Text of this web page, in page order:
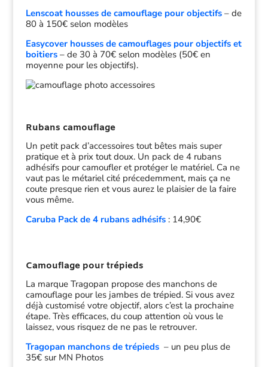
Lenscoat housses de camouflage pour objectifs– de
80 à 150€ selon modèles
Easycover housses de camouflages pour objectifs et
boitiers– de 30 à 70€ selon modèles (50€ en
moyenne pour les objectifs).
Rubans camouflage
Un petit pack d’accessoires tout bêtes mais super
pratique et à prix tout doux. Un pack de 4 rubans
adhésifs pour camoufler et protéger le matériel. Ca ne
vaut pas le métariel cité précedemment, mais ça ne
coute presque rien et vous aurez le plaisier de la faire
vous même.
Caruba Pack de 4 rubans adhésifs: 14,90€
Camouflage pour trépieds
La marque Tragopan propose des manchons de
camouflage pour les jambes de trépied. Si vous avez
déjà customisé votre objectif, alors c’est la prochaine
étape. Très efficaces, du coup attention où vous le
laissez, vous risquez de ne pas le retrouver.
Tragopan manchons de trépieds – un peu plus de
35€ sur MN Photos